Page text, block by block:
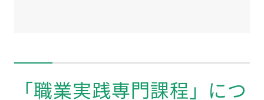
「職業実践専門課程」につ